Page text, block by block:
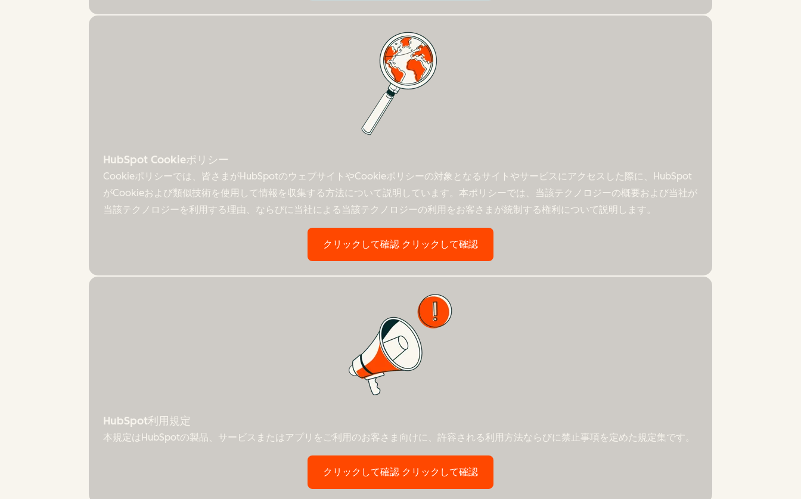
HubSpot Cookieポリシー
Cookieポリシーでは、皆さまがHubSpotのウェブサイトやCookieポリシーの対象となるサイトやサービスにアクセスした際に、HubSpot
がCookieおよび類似技術を使用して情報を収集する方法について説明しています。本ポリシーでは、当該テクノロジーの概要および当社が
当該テクノロジーを利用する理由、ならびに当社による当該テクノロジーの利用をお客さまが統制する権利について説明します。
クリックして確認 クリックして確認
HubSpot利用規定
本規定はHubSpotの製品、サービスまたはアプリをご利用のお客さま向けに、許容される利用方法ならびに禁止事項を定めた規定集です。
クリックして確認 クリックして確認